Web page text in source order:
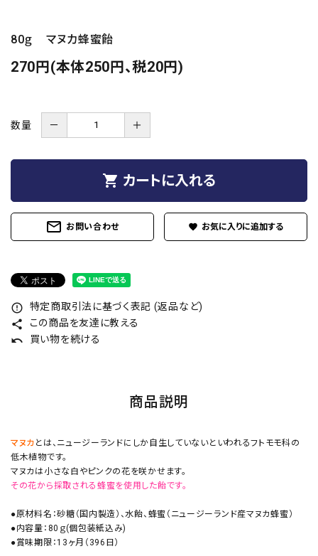
80ｇ マヌカ蜂蜜飴
270円(本体250円、税20円)
数量 － ＋
shopping_cart カートに入れる
mail_outline お問い合わせ favorite
error_outline 特定商取引法に基づく表記 (返品など)
share この商品を友達に教える
undo 買い物を続ける
商品説明
マヌカ とは、ニュージーランドにしか自生していないといわれるフトモモ科の
低木植物です。
マヌカは小さな白やピンクの花を咲かせます。
その花から採取される蜂蜜を使用した飴です。
●原材料名：砂糖（国内製造）、水飴、蜂蜜（ニュージーランド産マヌカ蜂蜜）
●内容量：80ｇ(個包装紙込み)
●賞味期限：13ヶ月（396日）